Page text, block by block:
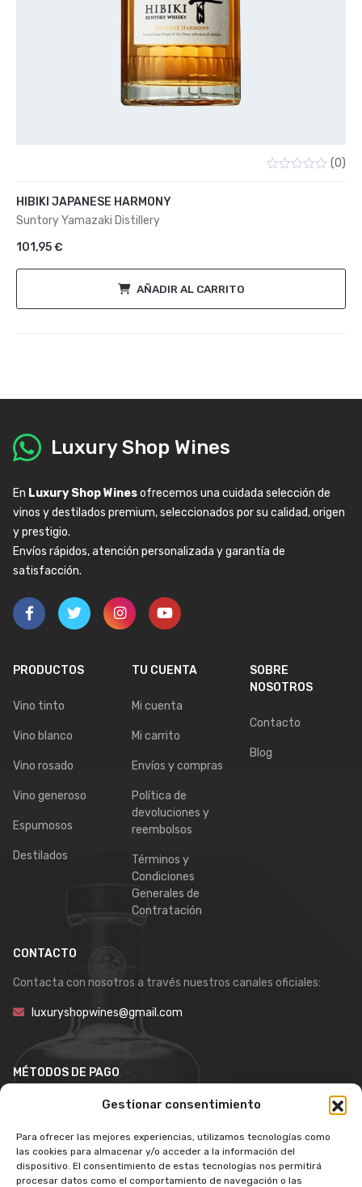
Gestionar consentimiento
Para ofrecer las mejores experiencias, utilizamos tecnologías como
las cookies para almacenar y/o acceder a la información del
dispositivo. El consentimiento de estas tecnologías nos permitirá
procesar datos como el comportamiento de navegación o las
(0)
HIBIKI JAPANESE HARMONY
Suntory Yamazaki Distillery
101,95€
AÑADIR AL CARRITO
Luxury Shop Wines
En Luxury Shop Winesofrecemos una cuidada selección de
vinos y destilados premium, seleccionados por su calidad, origen
y prestigio.
Envíos rápidos, atención personalizada y garantía de
satisfacción.
PRODUCTOS
Vino tinto
Vino blanco
Vino rosado
Vino generoso
Espumosos
Destilados
TU CUENTA
Mi cuenta
Mi carrito
Envíos y compras
Política de
devoluciones y
reembolsos
Términos y
Condiciones
Generales de
Contratación
SOBRE
NOSOTROS
Contacto
Blog
CONTACTO
Contacta con nosotros a través nuestros canales oficiales:
luxuryshopwines@gmail.com
MÉTODOS DE PAGO